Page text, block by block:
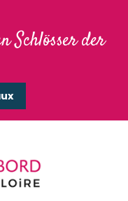
Schlösser der